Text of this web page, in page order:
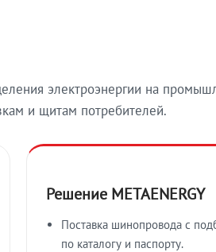
электроэнергии на
и щитам потребителей.
Решение METAENERGY
Поставка шинопровода с
по каталогу и паспорту.